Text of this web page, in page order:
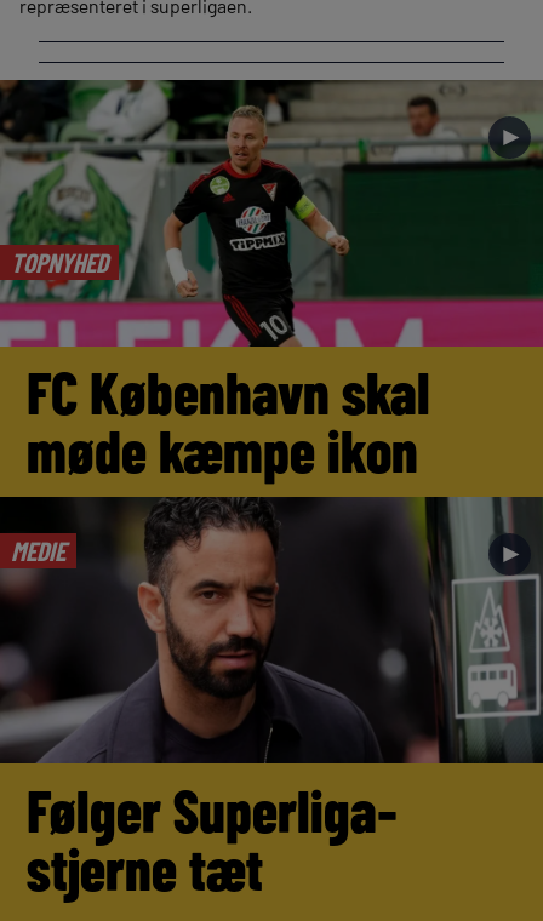
repræsenteret i superligaen.
TOPNYHED
►
FC København skal
møde kæmpe ikon
MEDIE ►
Følger Superliga-
stjerne tæt